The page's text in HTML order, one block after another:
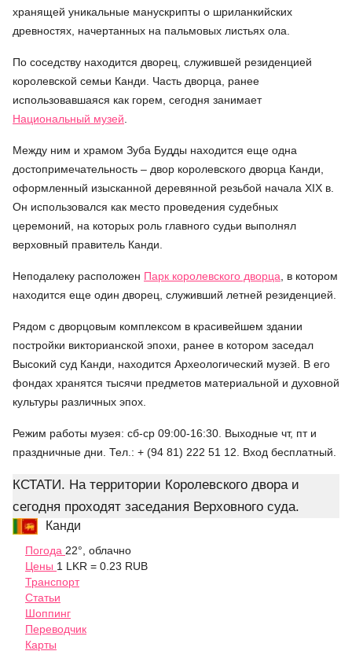
хранящей уникальные манускрипты о шриланкийских
древностях, начертанных на пальмовых листьях ола.
По соседству находится дворец, служившей резиденцией
королевской семьи Канди. Часть дворца, ранее
использовавшаяся как горем, сегодня занимает
Национальный музей
Между ним и храмом Зуба Будды находится еще одна
достопримечательность – двор королевского дворца Канди,
оформленный изысканной деревянной резьбой начала XIX в.
Он использовался как место проведения судебных
церемоний, на которых роль главного судьи выполнял
верховный правитель Канди.
Неподалеку расположен Парк королевского дворца , в котором
находится еще один дворец, служивший летней резиденцией.
Рядом с дворцовым комплексом в красивейшем здании
постройки викторианской эпохи, ранее в котором заседал
Высокий суд Канди, находится Археологический музей. В его
фондах хранятся тысячи предметов материальной и духовной
культуры различных эпох.
Режим работы музея: сб-ср 09:00-16:30. Выходные чт, пт и
праздничные дни. Тел.: + (94 81) 222 51 12. Вход бесплатный.
КСТАТИ. На территории Королевского двора и
сегодня проходят заседания Верховного суда.
Канди
Погода 22°, облачно
Цены 1 LKR = 0.23 RUB
Транспорт
Статьи
Шоппинг
Переводчик
Карты